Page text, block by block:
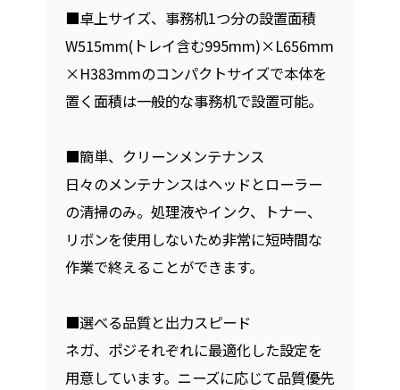
■卓上サイズ、事務机1つ分の設置面積
W515mm(トレイ含む995mm)×L656mm
×H383mmのコンパクトサイズで本体を
置く面積は一般的な事務机で設置可能。
■簡単、クリーンメンテナンス
日々のメンテナンスはヘッドとローラー
の清掃のみ。処理液やインク、トナー、
リボンを使用しないため非常に短時間な
作業で終えることができます。
■選べる品質と出力スピード
ネガ、ポジそれぞれに最適化した設定を
用意しています。ニーズに応じて品質優先